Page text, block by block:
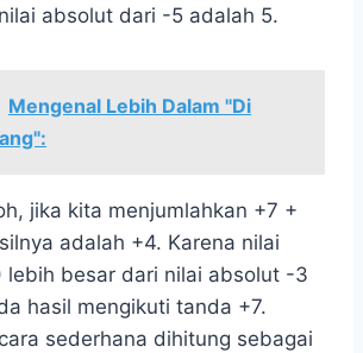
absolut dari -5 adalah 5.
Mengenal Lebih Dalam "Di
jika kita menjumlahkan +7 +
adalah +4. Karena nilai
lebih besar dari nilai absolut -3
hasil mengikuti tanda +7.
sederhana dihitung sebagai